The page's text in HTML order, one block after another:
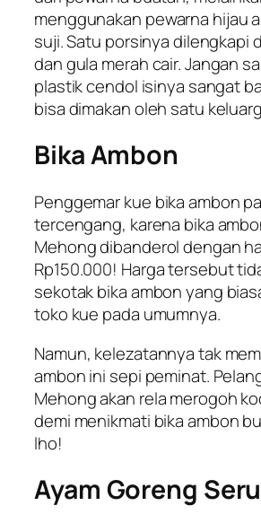
menggunakan pewarna hijau
suji. Satu porsinya dilengkapi
dan gula merah cair. Jangan
plastik cendol isinya sangat
bisa dimakan oleh satu
Bika Ambon
Penggemar kue bika ambon
tercengang, karena bika
Mehong dibanderol dengan
Rp150.000! Harga tersebut
sekotak bika ambon yang
toko kue pada umumnya.
Namun, kelezatannya tak
ambon ini sepi peminat.
Mehong akan rela merogoh
demi menikmati bika ambon
lho!
Ayam Goreng